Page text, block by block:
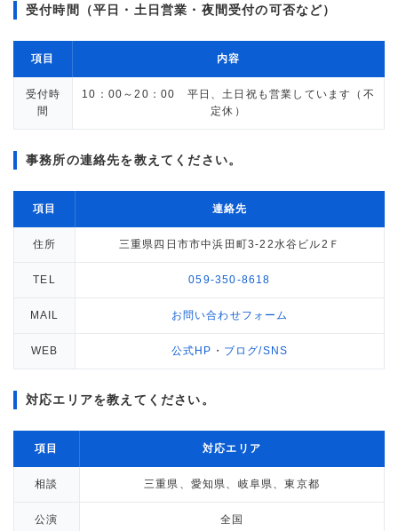
受付時間（平日・土日営業・夜間受付の可否など）
項目 内容
受付時
間
10：00～20：00 平日、土日祝も営業しています（不
定休）
事務所の連絡先を教えてください。
項目 連絡先
住所 三重県四日市市中浜田町3-22水谷ビル2Ｆ
TEL 059-350-8618
MAIL お問い合わせフォーム
WEB 公式HP ・ ブログ/SNS
対応エリアを教えてください。
項目 対応エリア
相談 三重県、愛知県、岐阜県、東京都
公演 全国